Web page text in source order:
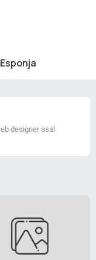
designer asal